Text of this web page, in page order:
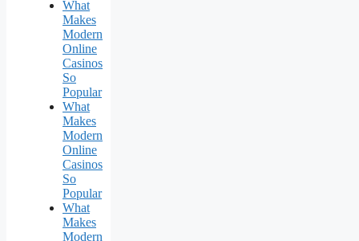
What
Makes
Modern
Online
Casinos
So
Popular
What
Makes
Modern
Online
Casinos
So
Popular
What
Makes
Modern